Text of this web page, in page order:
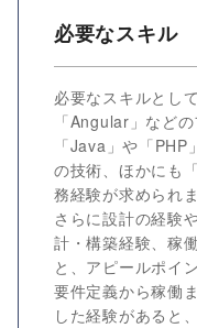
必要なスキル
必要なスキルとし
「Angular」など
「Java」や「
の技術、ほかにも
務経験が求められま
さらに設計の経験
計・構築経験、稼
と、アピールポイ
要件定義から稼働
した経験があると